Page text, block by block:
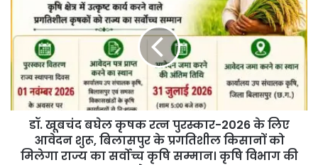
डॉ. खूबचंद बघेल कृषक रत्न पुरस्कार-2026 के लिए
आवेदन शुरू, बिलासपुर के प्रगतिशील किसानों को
मिलेगा राज्य का सर्वोच्च कृषि सम्मान। कृषि विभाग की